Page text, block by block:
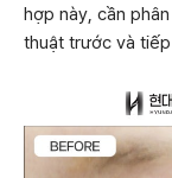
hợp này, cần
thuật trước và